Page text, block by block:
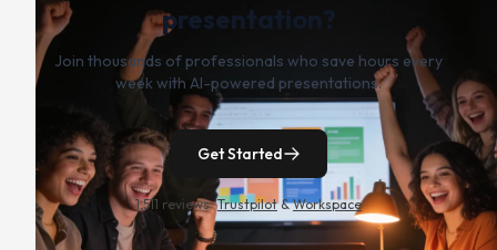
presentation?
Join thousands of professionals who save hours every
week with AI-powered presentations.
Get Started
1,511 reviews · Trustpilot & Workspace